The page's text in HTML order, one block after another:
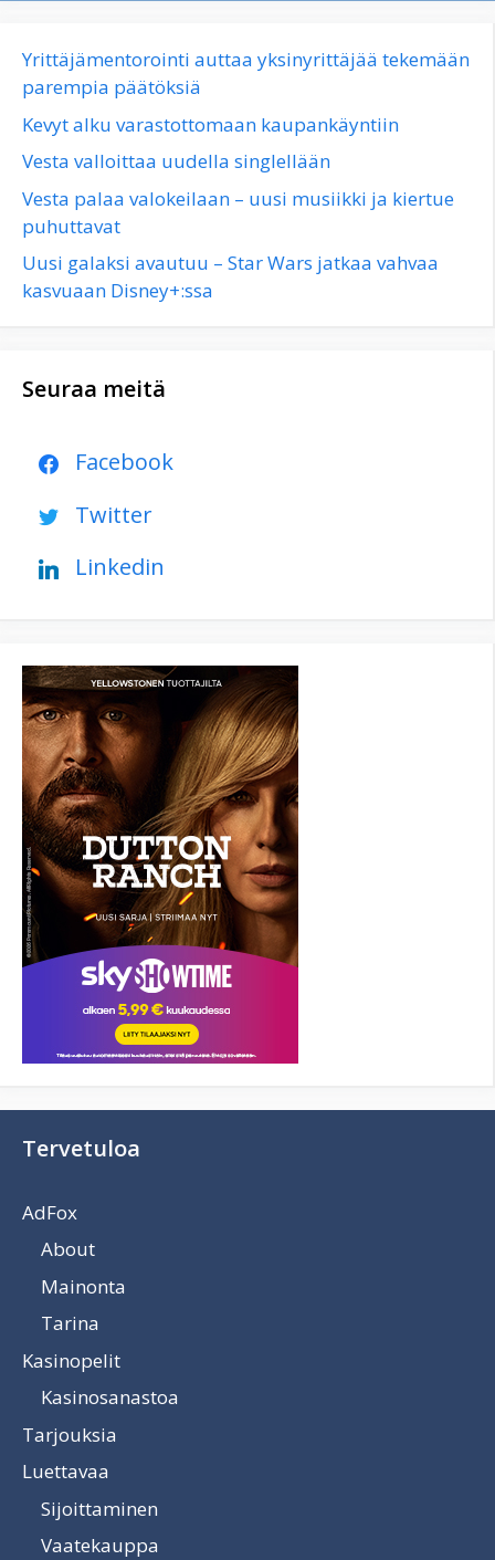
Yrittäjämentorointi auttaa yksinyrittäjää tekemään
parempia päätöksiä
Kevyt alku varastottomaan kaupankäyntiin
Vesta valloittaa uudella singlellään
Vesta palaa valokeilaan – uusi musiikki ja kiertue
puhuttavat
Uusi galaksi avautuu – Star Wars jatkaa vahvaa
kasvuaan Disney+:ssa
Seuraa meitä
Facebook
Twitter
Linkedin
Tervetuloa
AdFox
About
Mainonta
Tarina
Kasinopelit
Kasinosanastoa
Tarjouksia
Luettavaa
Sijoittaminen
Vaatekauppa